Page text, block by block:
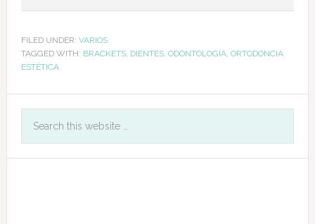
FILED UNDER: VARIOS
TAGGED WITH: BRACKETS, DIENTES, ODONTOLOGÍA, ORTODONCIA
ESTÉTICA